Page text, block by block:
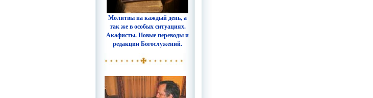
Молитвы на каждый день, а
так же в особых ситуациях.
Акафисты. Новые переводы и
редакции Богослужений.